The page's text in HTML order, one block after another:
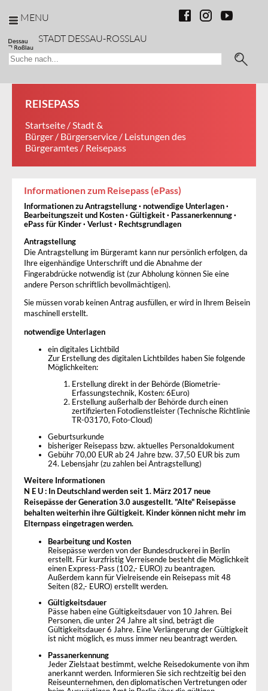
MENU
STADT DESSAU-ROSSLAU
REISEPASS
Startseite /Stadt &
Bürger / Bürgerservice / Leistungen des
Bürgeramtes / Reisepass
Informationen zum Reisepass (ePass)
Informationen zu Antragstellung · notwendige Unterlagen ·
Bearbeitungszeit und Kosten · Gültigkeit · Passanerkennung ·
ePass für Kinder · Verlust · Rechtsgrundlagen
Antragstellung
Die Antragstellung im Bürgeramt kann nur persönlich erfolgen, da
Ihre eigenhändige Unterschrift und die Abnahme der
Fingerabdrücke notwendig ist (zur Abholung können Sie eine
andere Person schriftlich bevollmächtigen).
Sie müssen vorab keinen Antrag ausfüllen, er wird in Ihrem Beisein
maschinell erstellt.
notwendige Unterlagen
ein digitales Lichtbild
Zur Erstellung des digitalen Lichtbildes haben Sie folgende
Möglichkeiten:
Erstellung direkt in der Behörde (Biometrie-
Erfassungstechnik, Kosten: 6Euro)
Erstellung außerhalb der Behörde durch einen
zertifizierten Fotodienstleister (Technische Richtlinie
TR-03170, Foto-Cloud)
Geburtsurkunde
bisheriger Reisepass bzw. aktuelles Personaldokument
Gebühr 70,00 EUR ab 24 Jahre bzw. 37,50 EUR bis zum
24. Lebensjahr (zu zahlen bei Antragstellung)
Weitere Informationen
N E U : In Deutschland werden seit 1. März 2017 neue
Reisepässe der Generation 3.0 ausgestellt. "Alte" Reisepässe
behalten weiterhin ihre Gültigkeit. Kinder können nicht mehr im
Elternpass eingetragen werden.
Bearbeitung und Kosten
Reisepässe werden von der Bundesdruckerei in Berlin
erstellt. Für kurzfristig Verreisende besteht die Möglichkeit
einen Express-Pass (102,- EURO) zu beantragen.
Außerdem kann für Vielreisende ein Reisepass mit 48
Seiten (82,- EURO) erstellt werden.
Gültigkeitsdauer
Pässe haben eine Gültigkeitsdauer von 10 Jahren. Bei
Personen, die unter 24 Jahre alt sind, beträgt die
Gültigkeitsdauer 6 Jahre. Eine Verlängerung der Gültigkeit
ist nicht möglich, es muss immer neu beantragt werden.
Passanerkennung
Jeder Zielstaat bestimmt, welche Reisedokumente von ihm
anerkannt werden. Informieren Sie sich rechtzeitig bei den
Reiseunternehmen, den diplomatischen Vertretungen oder